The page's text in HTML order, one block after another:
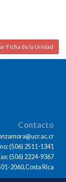
Ficha de la Unidad
Contacto
(506) 2511-1341
(506) 2224-9367
2060,Costa Rica